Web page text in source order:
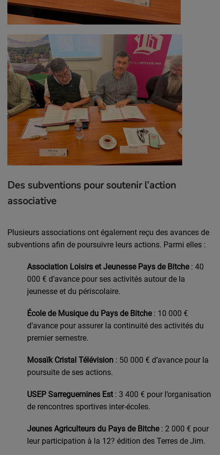
Des subventions pour soutenir l’action
associative
Plusieurs associations ont également reçu des avances de
subventions afin de poursuivre leurs actions. Parmi elles :
Association Loisirs et Jeunesse Pays de Bitche: 40
000 € d’avance pour ses activités autour de la
jeunesse et du périscolaire.
École de Musique du Pays de Bitche: 10 000 €
d’avance pour assurer la continuité des activités du
premier semestre.
Mosaïk Cristal Télévision : 50 000 € d’avance pour la
poursuite de ses actions.
USEP Sarreguemines Est: 3 400 € pour l’organisation
de rencontres sportives inter-écoles.
Jeunes Agriculteurs du Pays de Bitche: 2 000 € pour
leur participation à la 12? édition des Terres de Jim.